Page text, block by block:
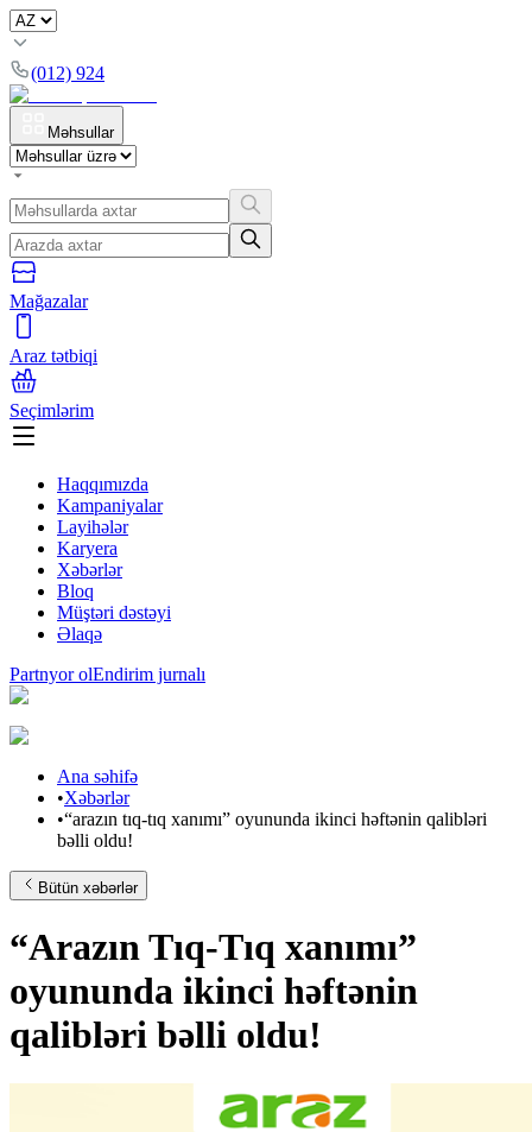
(012) 924
Məhsullar
Mağazalar
Araz tətbiqi
Seçimlərim
Haqqımızda
Kampaniyalar
Layihələr
Karyera
Xəbərlər
Bloq
Müştəri dəstəyi
Əlaqə
Partnyor olEndirim jurnalı
Ana səhifə
•Xəbərlər
•“arazın tıq-tıq xanımı” oyununda ikinci həftənin qalibləri
bəlli oldu!
Bütün xəbərlər
“Arazın Tıq-Tıq xanımı”
oyununda ikinci həftənin
qalibləri bəlli oldu!